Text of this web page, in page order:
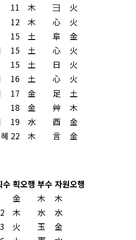
11 木 彐
火
12 木 心
火
15 土 阜
金
15 土 心
火
15 土 日
火
16 土 心
火
17 金 足
土
18 金 艸
木
19 水 酉
金
22 木 言 金
수 획오행 부수 자원오행
金 木
木
木 水
水
火 玉
金